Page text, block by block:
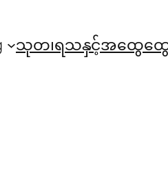
သုတ၊ရသနှင့်အထွေထွ